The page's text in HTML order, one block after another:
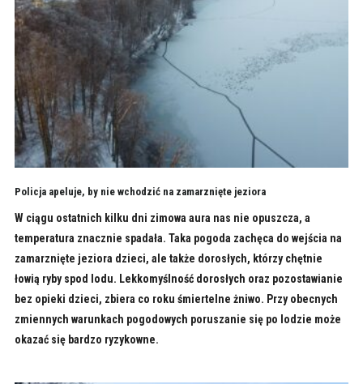
Policja apeluje, by nie wchodzić na zamarznięte jeziora
W ciągu ostatnich kilku dni zimowa aura nas nie opuszcza, a
temperatura znacznie spadała. Taka pogoda zachęca do wejścia na
zamarznięte jeziora dzieci, ale także dorosłych, którzy chętnie
łowią ryby spod lodu. Lekkomyślność dorosłych oraz pozostawianie
bez opieki dzieci, zbiera co roku śmiertelne żniwo. Przy obecnych
zmiennych warunkach pogodowych poruszanie się po lodzie może
okazać się bardzo ryzykowne.